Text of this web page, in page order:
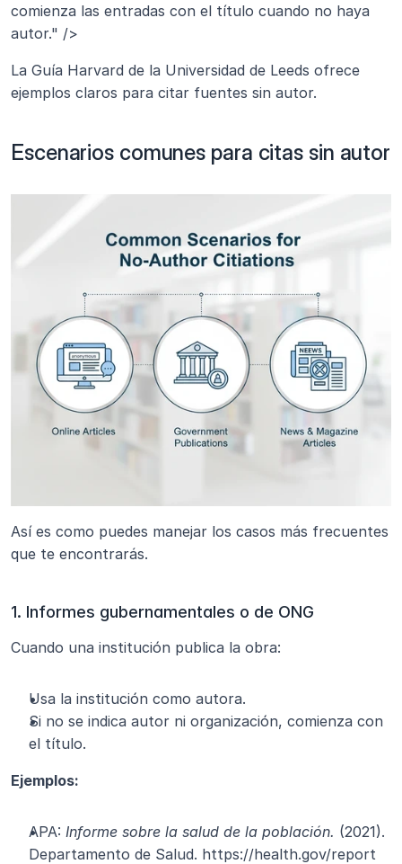
comienza las entradas con el título cuando no haya
autor." />
La Guía Harvard de la Universidad de Leeds ofrece
ejemplos claros para citar fuentes sin autor.
Escenarios comunes para citas sin autor
Así es como puedes manejar los casos más frecuentes
que te encontrarás.
1. Informes gubernamentales o de ONG
Cuando una institución publica la obra:
Usa la institución como autora.
Si no se indica autor ni organización, comienza con
el título.
Ejemplos:
APA: Informe sobre la salud de la población. (2021).
Departamento de Salud. https://health.gov/report